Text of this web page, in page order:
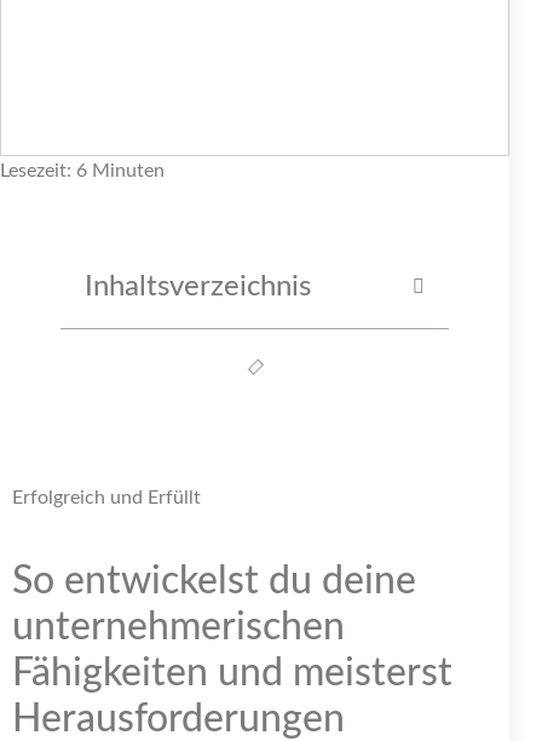
Lesezeit: 6 Minuten
Inhaltsverzeichnis
Erfolgreich und Erfüllt
So entwickelst du deine
unternehmerischen
Fähigkeiten und meisterst
Herausforderungen